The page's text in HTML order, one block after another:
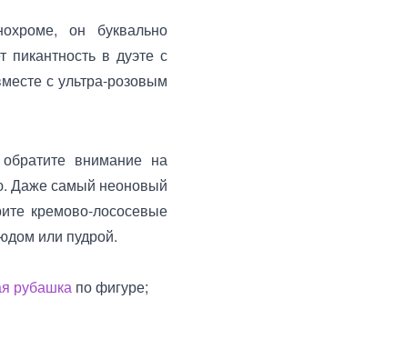
он буквально
пикантность в дуэте с
с ультра-розовым
внимание на
Даже самый неоновый
кремово-лососевые
или пудрой.
рубашка по фигуре;